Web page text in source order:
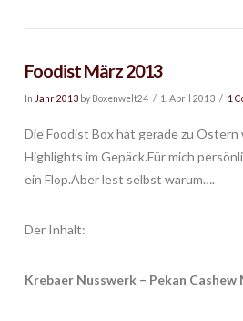
Foodist März 2013
In Jahr 2013by Boxenwelt24 1. April 2013 1
Die Foodist Box hat gerade zu
Highlights im Gepäck.Für mich
ein Flop.Aber lest selbst warum….
Der Inhalt:
Krebaer Nusswerk – Pekan Cashew